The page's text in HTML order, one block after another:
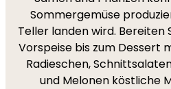
Sommergemüse
Teller landen wird. Bereiten
Vorspeise bis zum Dessert
Radieschen,
und Melonen köstliche